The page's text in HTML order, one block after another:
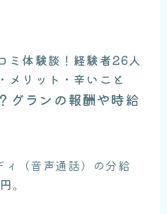
ミ体験談！経験者26人
メリット・辛いこと
グランの報酬や時給
ィ（音声通話）の分給
。